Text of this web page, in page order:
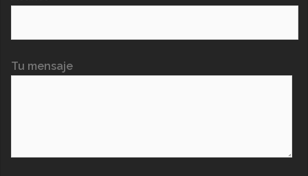
Tu mensaje